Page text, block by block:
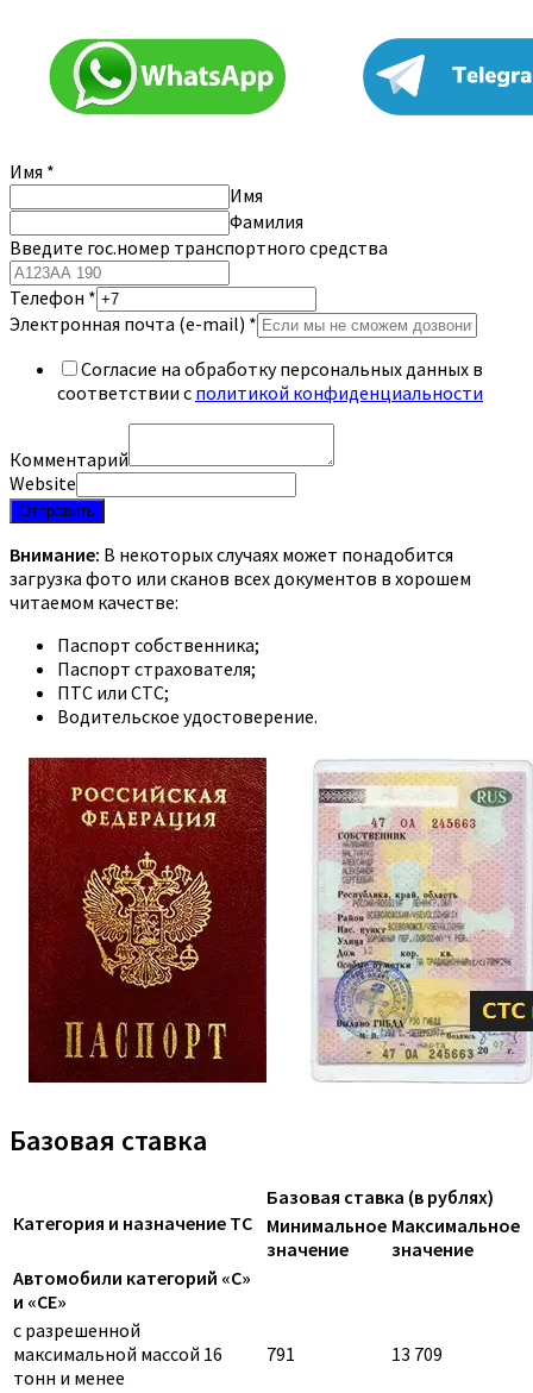
Имя *
Имя
Фамилия
Введите гос.номер транспортного средства
Телефон *
Электронная почта (e-mail) *
Согласие на обработку персональных данных в
соответствии с политикой конфиденциальности
Комментарий
Website
Отправить
Внимание: В некоторых случаях может понадобится
загрузка фото или сканов всех документов в хорошем
читаемом качестве:
Паспорт собственника;
Паспорт страхователя;
ПТС или СТС;
Водительское удостоверение.
Базовая ставка
Категория и назначение ТС
Базовая ставка (в рублях)
Минимальное
значение
Максимальное
значение
Автомобили категорий «C»
и «CE»
с разрешенной
максимальной массой 16
тонн и менее
791 13 709